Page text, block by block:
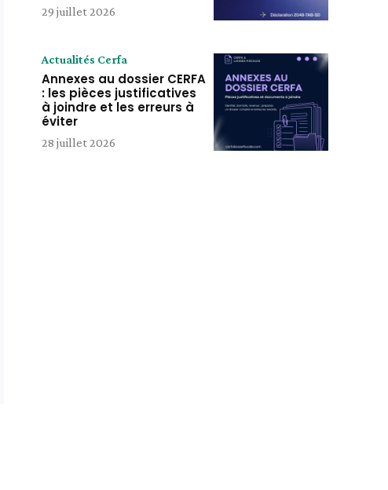
29 juillet 2026
Actualités Cerfa
Annexes au dossier CERFA
: les pièces justificatives
à joindre et les erreurs à
éviter
28 juillet 2026